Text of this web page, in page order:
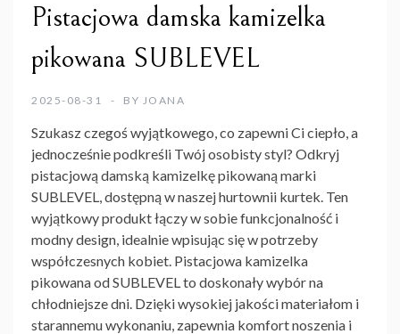
Pistacjowa damska kamizelka
pikowana SUBLEVEL
2025-08-31 BY JOANA
Szukasz czegoś wyjątkowego, co zapewni Ci ciepło, a
jednocześnie podkreśli Twój osobisty styl? Odkryj
pistacjową damską kamizelkę pikowaną marki
SUBLEVEL, dostępną w naszej hurtownii kurtek. Ten
wyjątkowy produkt łączy w sobie funkcjonalność i
modny design, idealnie wpisując się w potrzeby
współczesnych kobiet. Pistacjowa kamizelka
pikowana od SUBLEVEL to doskonały wybór na
chłodniejsze dni. Dzięki wysokiej jakości materiałom i
starannemu wykonaniu, zapewnia komfort noszenia i